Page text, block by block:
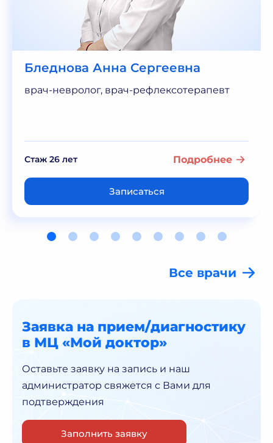
Бледнова Анна Сергеевна
врач-невролог, врач-рефлексотерапевт
Стаж 26 лет Подробнее
Записаться
Все врачи
Заявка на прием/диагностику
в МЦ «Мой доктор»
Оставьте заявку на запись и наш
администратор свяжется с Вами для
подтверждения
Заполнить заявку